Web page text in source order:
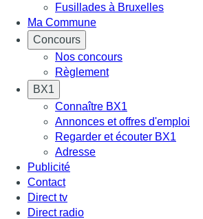
Fusillades à Bruxelles
Ma Commune
Concours
Nos concours
Règlement
BX1
Connaître BX1
Annonces et offres d'emploi
Regarder et écouter BX1
Adresse
Publicité
Contact
Direct tv
Direct radio